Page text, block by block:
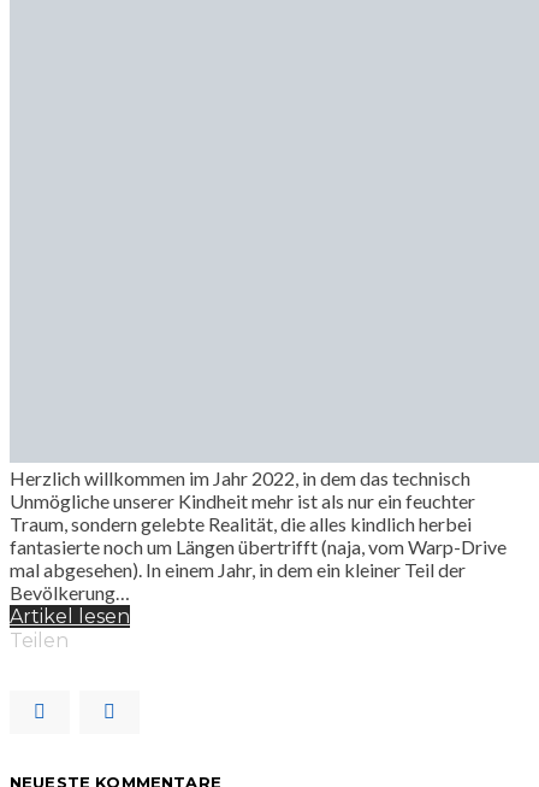
Herzlich willkommen im Jahr 2022, in dem das technisch
Unmögliche unserer Kindheit mehr ist als nur ein feuchter
Traum, sondern gelebte Realität, die alles kindlich herbei
fantasierte noch um Längen übertrifft (naja, vom Warp-Drive
mal abgesehen). In einem Jahr, in dem ein kleiner Teil der
Bevölkerung…
Artikel lesen
Teilen
NEUESTE KOMMENTARE